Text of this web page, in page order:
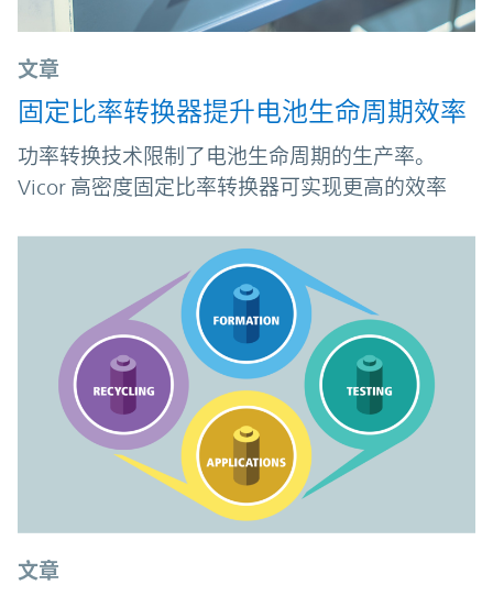
文章
固定比率转换器提升电池生命周期效率
功率转换技术限制了电池生命周期的生产率。
Vicor 高密度固定比率转换器可实现更高的效率
文章